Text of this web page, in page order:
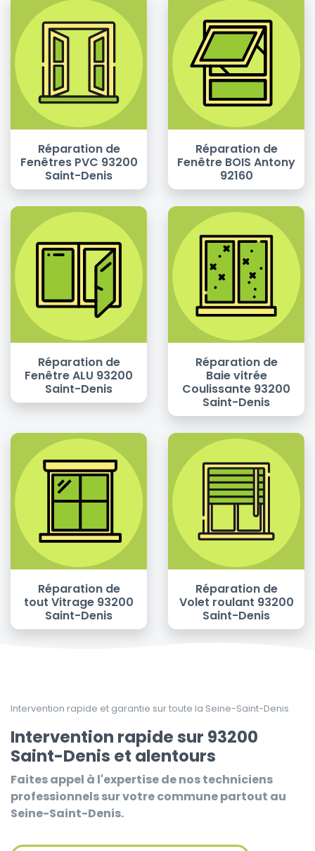
Réparation de
Fenêtres PVC 93200
Saint-Denis
Réparation de
Fenêtre BOIS Antony
92160
Réparation de
Fenêtre ALU 93200
Saint-Denis
Réparation de
Baie vitrée
Coulissante 93200
Saint-Denis
Réparation de
tout Vitrage 93200
Saint-Denis
Réparation de
Volet roulant 93200
Saint-Denis
Intervention rapide et garantie sur toute la Seine-Saint-Denis
Intervention rapide sur 93200
Saint-Denis et alentours
Faites appel à l'expertise de nos techniciens
professionnels sur votre commune partout au
Seine-Saint-Denis.